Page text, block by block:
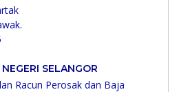
SELANGOR
Racun Perosak dan Baja